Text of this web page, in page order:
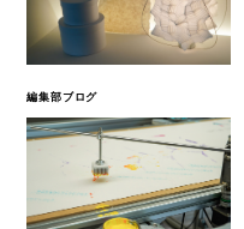
編集部ブログ